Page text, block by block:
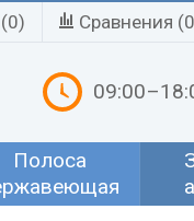
Сравнения (0
Полоса